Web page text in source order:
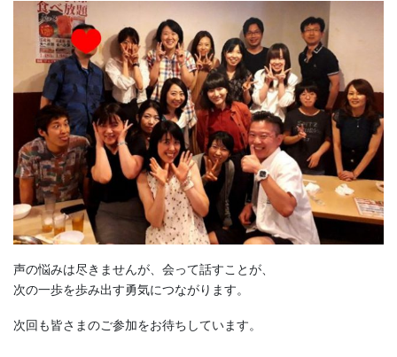
声の悩みは尽きませんが、会って話すことが、
次の一歩を歩み出す勇気につながります。
次回も皆さまのご参加をお待ちしています。